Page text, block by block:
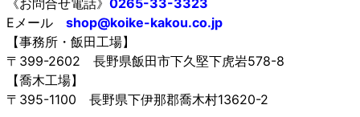
《お問合せ電話》 0265-33-3323
Eメール shop@koike-kakou.co.jp
【事務所・飯田工場】
〒399-2602 長野県飯田市下久堅下虎岩578-8
【喬木工場】
〒395-1100 長野県下伊那郡喬木村13620-2